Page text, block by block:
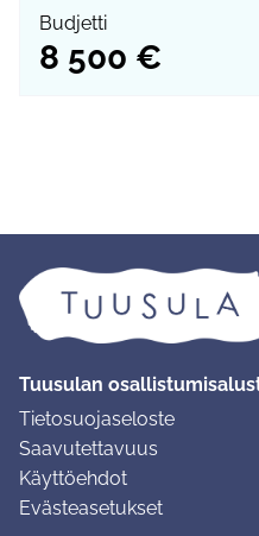
aidan ulkopuolelle.
Budjetti
8 500 €
Tuusulan
Tietosuojaseloste
Saavutettavuus
Käyttöehdot
Evästeasetukset